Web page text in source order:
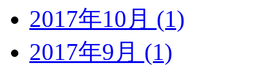
2017年10月 (1)
2017年9月 (1)